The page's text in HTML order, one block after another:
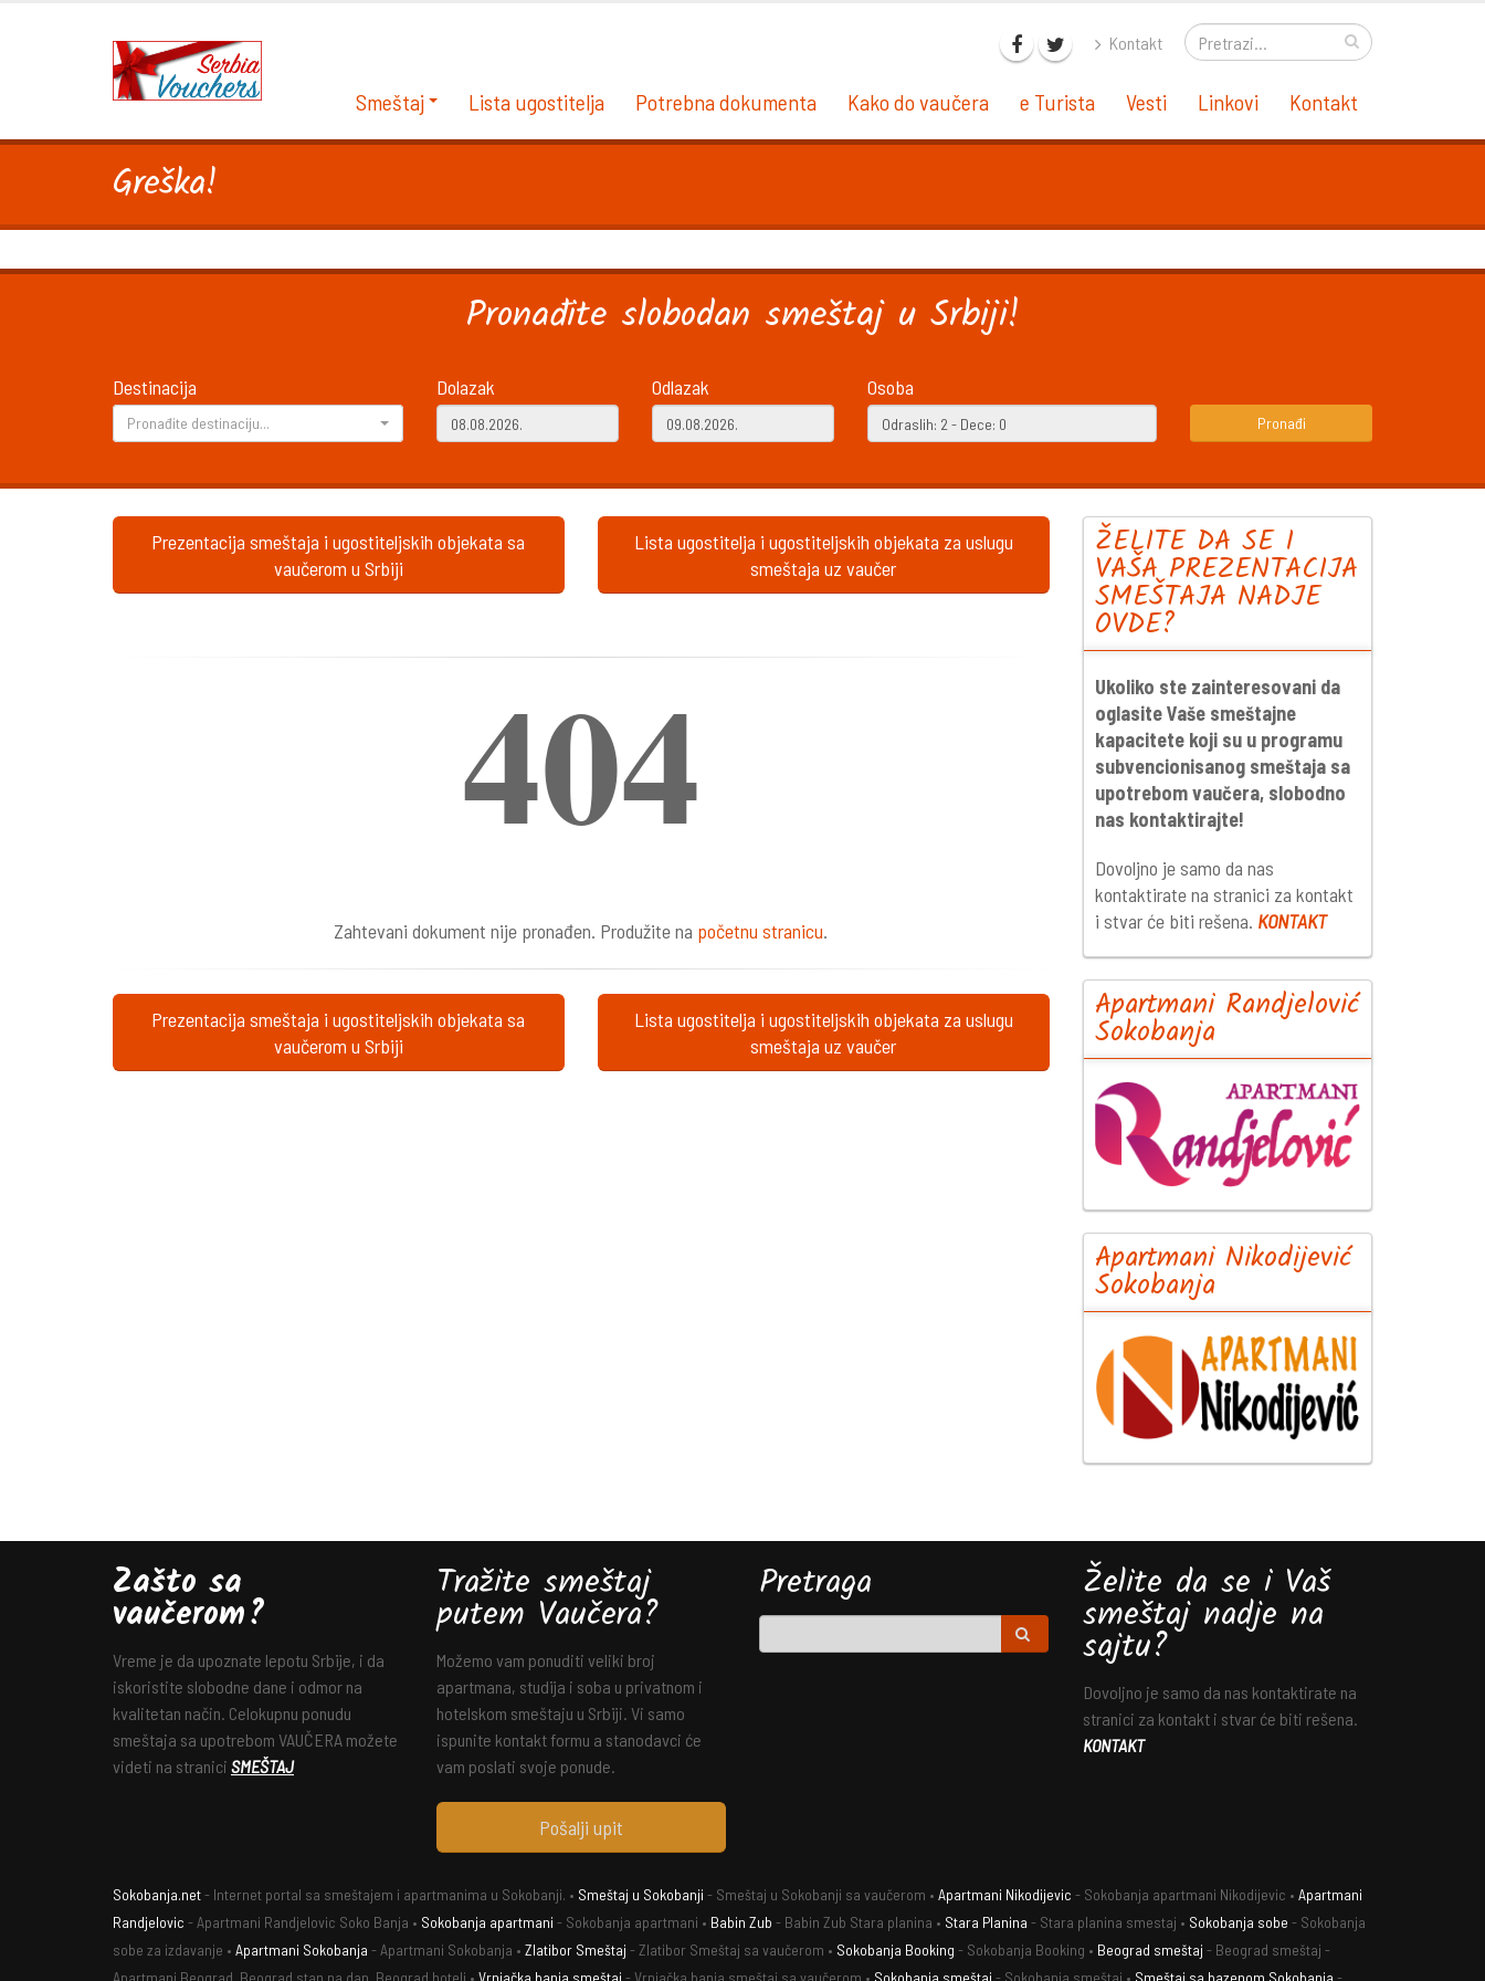
Kontakt
Smeštaj Lista ugostitelja Potrebna dokumenta Kako do vaučera e Turista Vesti Linkovi Kontakt
Greška!
Pronađite slobodan smeštaj u Srbiji!
Destinacija
Pronađite destinaciju...
Dolazak Odlazak Osoba
Pronađi
Prezentacija smeštaja i ugostiteljskih objekata sa
vaučerom u Srbiji
Lista ugostitelja i ugostiteljskih objekata za uslugu
smeštaja uz vaučer
404
Zahtevani dokument nije pronađen. Produžite na početnu stranicu.
Prezentacija smeštaja i ugostiteljskih objekata sa
vaučerom u Srbiji
Lista ugostitelja i ugostiteljskih objekata za uslugu
smeštaja uz vaučer
ŽELITE DA SE I
VAŠA PREZENTACIJA
SMEŠTAJA NADJE
OVDE?
Ukoliko ste zainteresovani da
oglasite Vaše smeštajne
kapacitete koji su u programu
subvencionisanog smeštaja sa
upotrebom vaučera, slobodno
nas kontaktirajte!
Dovoljno je samo da nas
kontaktirate na stranici za kontakt
i stvar će biti rešena. KONTAKT
Apartmani Randjelović
Sokobanja
Apartmani Nikodijević
Sokobanja
Zašto sa
vaučerom?
Vreme je da upoznate lepotu Srbije, i da
iskoristite slobodne dane i odmor na
kvalitetan način. Celokupnu ponudu
smeštaja sa upotrebom VAUČERA možete
videti na stranici SMEŠTAJ
Tražite smeštaj
putem Vaučera?
Možemo vam ponuditi veliki broj
apartmana, studija i soba u privatnom i
hotelskom smeštaju u Srbiji. Vi samo
ispunite kontakt formu a stanodavci će
vam poslati svoje ponude.
Pošalji upit
Pretraga Želite da se i Vaš
smeštaj nadje na
sajtu?
Dovoljno je samo da nas kontaktirate na
stranici za kontakt i stvar će biti rešena.
KONTAKT
Sokobanja.net- Internet portal sa smeštajem i apartmanima u Sokobanji. • Smeštaj u Sokobanji - Smeštaj u Sokobanji sa vaučerom • Apartmani Nikodijevic - Sokobanja apartmani Nikodijevic • Apartmani
Randjelovic - Apartmani Randjelovic Soko Banja • Sokobanja apartmani - Sokobanja apartmani • Babin Zub - Babin Zub Stara planina • Stara Planina - Stara planina smestaj • Sokobanja sobe - Sokobanja
sobe za izdavanje • Apartmani Sokobanja - Apartmani Sokobanja • Zlatibor Smeštaj - Zlatibor Smeštaj sa vaučerom • Sokobanja Booking - Sokobanja Booking • Beograd smeštaj - Beograd smeštaj -